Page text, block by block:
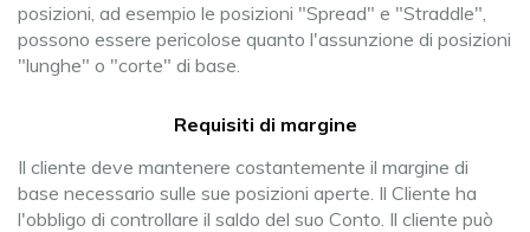
posizioni, ad esempio le posizioni "Spread" e "Straddle",
possono essere pericolose quanto l'assunzione di posizioni
"lunghe" o "corte" di base.
Requisiti di margine
Il cliente deve mantenere costantemente il margine di
base necessario sulle sue posizioni aperte. Il Cliente ha
l'obbligo di controllare il saldo del suo Conto. Il cliente può